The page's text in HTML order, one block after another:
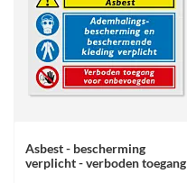
Asbest - bescherming
verplicht - verboden toegang